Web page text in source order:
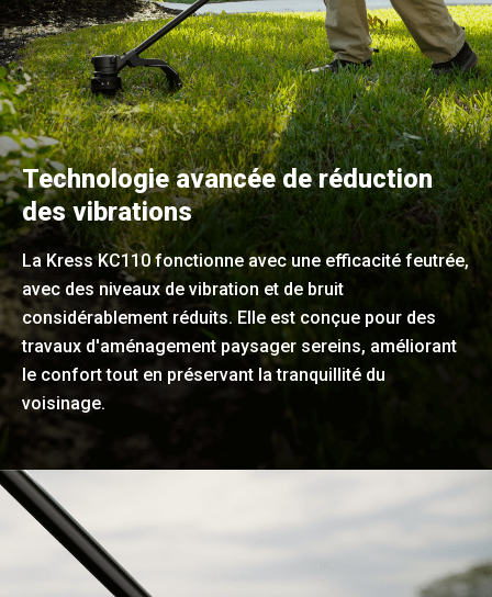
Technologie avancée de réduction
des vibrations
La Kress KC110 fonctionne avec une efficacité feutrée,
avec des niveaux de vibration et de bruit
considérablement réduits. Elle est conçue pour des
travaux d'aménagement paysager sereins, améliorant
le confort tout en préservant la tranquillité du
voisinage.